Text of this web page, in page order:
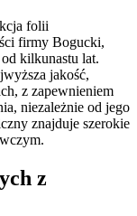
folii
firmy Bogucki,
kilkunastu lat.
jakość,
z zapewnieniem
niezależnie od jego
znajduje szerokie
z